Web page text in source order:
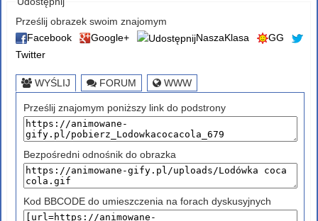
Prześlij obrazek swoim znajomym
Facebook
Google+ NaszaKlasa
GG
Twitter
WYŚLIJ FORUM WWW
Prześlij znajomym poniższy link do podstrony
Bezpośredni odnośnik do obrazka
Kod BBCODE do umieszczenia na forach dyskusyjnych